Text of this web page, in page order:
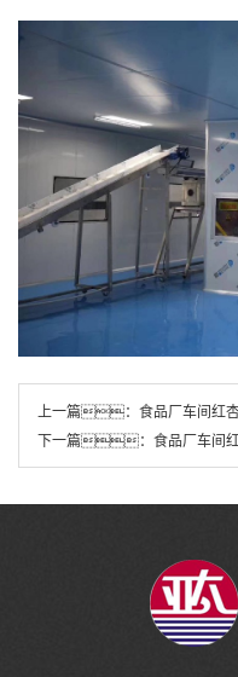
上一篇： 食品厂车间红
下一篇： 食品厂车间